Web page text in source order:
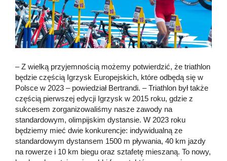
– Z wielką przyjemnością możemy potwierdzić, że triathlon
będzie częścią Igrzysk Europejskich, które odbędą się w
Polsce w 2023 – powiedział Bertrandi. – Triathlon był także
częścią pierwszej edycji Igrzysk w 2015 roku, gdzie z
sukcesem zorganizowaliśmy nasze zawody na
standardowym, olimpijskim dystansie. W 2023 roku
będziemy mieć dwie konkurencje: indywidualną ze
standardowym dystansem 1500 m pływania, 40 km jazdy
na rowerze i 10 km biegu oraz sztafetę mieszaną. To nowy,